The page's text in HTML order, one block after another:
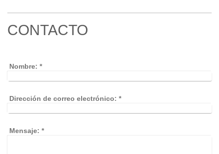
CONTACTO
Nombre: *
Dirección de correo electrónico: *
Mensaje: *